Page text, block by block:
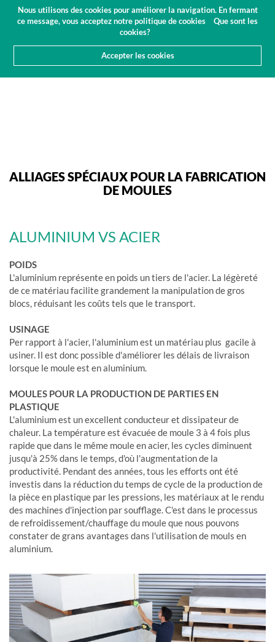
Nous utilisons des cookies pour améliorer la navigation. En fermant
ce message, vous acceptez notre politique de cookies
Que sont les
cookies?
Accepter les cookies
FR
Espace client
Budget(0)
ALUMINIUM POUR LES MOULES
ALLIAGES SPÉCIAUX POUR LA FABRICATION
DE MOULES
ALUMINIUM VS ACIER
POIDS
L'aluminium représente en poids un tiers de l'acier. La légèreté
de ce matériau facilite grandement la manipulation de gros
blocs, réduisant les coûts tels que le transport.
USINAGE
Per rapport à l'acier, l'aluminium est un matériau plus gacile à
usiner. Il est donc possible d'améliorer les délais de livraison
lorsque le moule est en aluminium.
MOULES POUR LA PRODUCTION DE PARTIES EN
PLASTIQUE
L'aluminium est un excellent conducteur et dissipateur de
chaleur. La température est évacuée de moule 3 à 4 fois plus
rapide que dans le même moule en acier, les cycles diminuent
jusqu'à 25% dans le temps, d'où l'augmentation de la
productivité. Pendant des années, tous les efforts ont été
investis dans la réduction du temps de cycle de la production de
la pièce en plastique par les pressions, les matériaux at le rendu
des machines d'injection par soufflage. C'est dans le processus
de refroidissement/chauffage du moule que nous pouvons
constater de grans avantages dans l'utilisation de mouls en
aluminium.